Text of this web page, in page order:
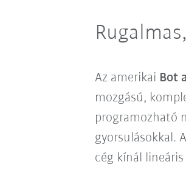
Az amerikai Bot
mozgású,
programozható
gyorsulásokkal.
cég kínál